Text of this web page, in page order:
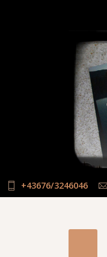
+43676/3246046